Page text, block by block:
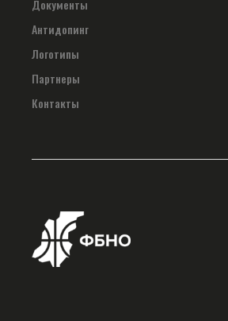
Документы
Антидопинг
Логотипы
Партнеры
Контакты